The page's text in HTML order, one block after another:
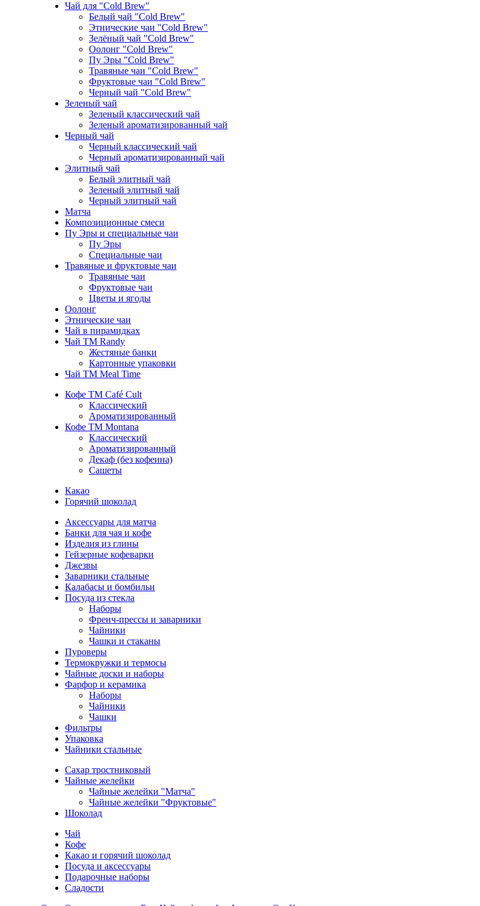
Чай для "Cold Brew"
Белый чай "Cold Brew"
Этнические чаи "Cold Brew"
Зелёный чай "Cold Brew"
Оолонг "Cold Brew"
Пу Эры "Cold Brew"
Травяные чаи "Cold Brew"
Фруктовые чаи "Cold Brew"
Черный чай "Cold Brew"
Зеленый чай
Зеленый классический чай
Зеленый ароматизированный чай
Черный чай
Черный классический чай
Черный ароматизированный чай
Элитный чай
Белый элитный чай
Зеленый элитный чай
Черный элитный чай
Матча
Композиционные смеси
Пу Эры и специальные чаи
Пу Эры
Специальные чаи
Травяные и фруктовые чаи
Травяные чаи
Фруктовые чаи
Цветы и ягоды
Оолонг
Этнические чаи
Чай в пирамидках
Чай ТМ Randy
Жестяные банки
Картонные упаковки
Чай TM Meal Time
Кофе ТМ Café Cult
Классический
Ароматизированный
Кофе ТМ Montana
Классический
Ароматизированный
Декаф (без кофеина)
Сашеты
Какао
Горячий шоколад
Аксессуары для матча
Банки для чая и кофе
Изделия из глины
Гейзерные кофеварки
Джезвы
Заварники стальные
Калабасы и бомбильи
Посуда из стекла
Наборы
Френч-прессы и заварники
Чайники
Чашки и стаканы
Пуроверы
Термокружки и термосы
Чайные доски и наборы
Фарфор и керамика
Наборы
Чайники
Чашки
Фильтры
Упаковка
Чайники стальные
Сахар тростниковый
Чайные желейки
Чайные желейки "Матча"
Чайные желейки "Фруктовые"
Шоколад
Чай
Кофе
Какао и горячий шоколад
Посуда и аксессуары
Подарочные наборы
Сладости